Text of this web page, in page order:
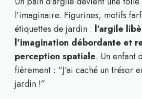
l’imaginaire. Figurines, motifs
étiquettes de jardin : l’argile
l’imagination débordante et
perception spatiale. Un enfant
fièrement : “J’ai caché un trésor
jardin !”